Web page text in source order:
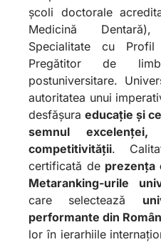
școli doctorale
Medicină
Specialitate cu Profil
Pregătitor de
postuniversitare.
autoritatea unui
desfășura educație și
semnul
competitivității.
certificată de prezența
Metaranking-urile
care selectează
performante din
lor în ierarhiile